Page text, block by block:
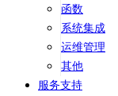
函数
系统集成
运维管理
其他
服务支持